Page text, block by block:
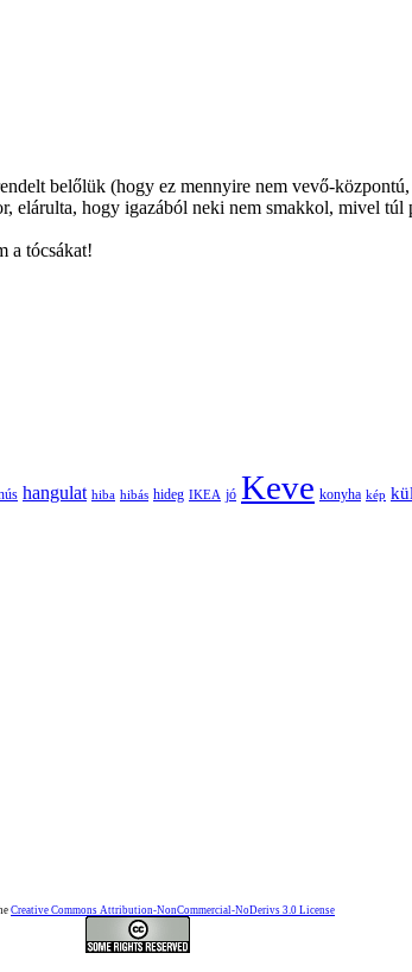
belőlük (hogy ez mennyire nem vevő-
elárulta, hogy igazából neki nem smakkol, mivel túl
a tócsákat!
hangulat hiba hibás hideg IKEA jó Keve konyha kép
Creative Commons Attribution-NonCommercial-NoDerivs 3.0 License